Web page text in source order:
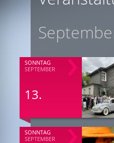
SONNTAG
SEPTEMBER
13.
SONNTAG
SEPTEMBER